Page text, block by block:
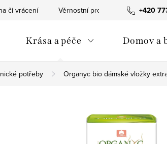
+420
či vrácení Věrnostní program Tabulka
Krása a péče Domov a
potřeby Organyc bio dámské vložky